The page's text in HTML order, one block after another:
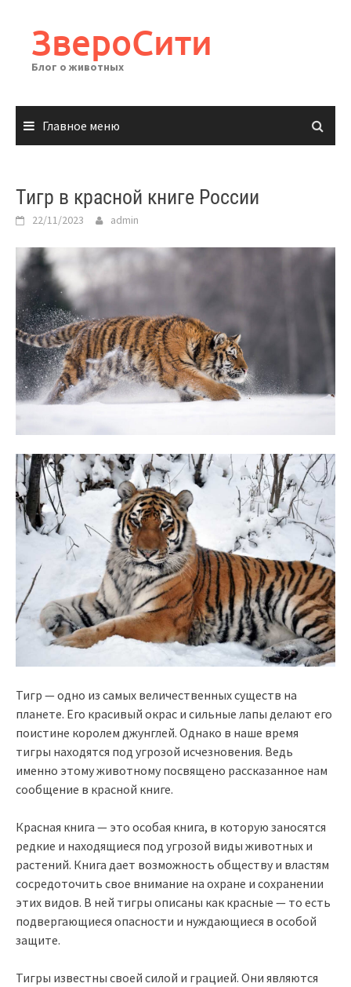
содержимому
ЗвероСити
Блог о животных
Главное меню
Тигр в красной книге России
22/11/2023 admin
Тигр — одно из самых величественных существ на
планете. Его красивый окрас и сильные лапы делают его
поистине королем джунглей. Однако в наше время
тигры находятся под угрозой исчезновения. Ведь
именно этому животному посвящено рассказанное нам
сообщение в красной книге.
Красная книга — это особая книга, в которую заносятся
редкие и находящиеся под угрозой виды животных и
растений. Книга дает возможность обществу и властям
сосредоточить свое внимание на охране и сохранении
этих видов. В ней тигры описаны как красные — то есть
подвергающиеся опасности и нуждающиеся в особой
защите.
Тигры известны своей силой и грацией. Они являются